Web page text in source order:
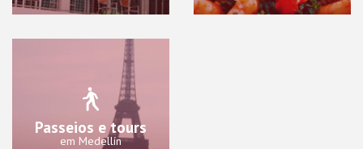
Passeios e tours
em Medellín